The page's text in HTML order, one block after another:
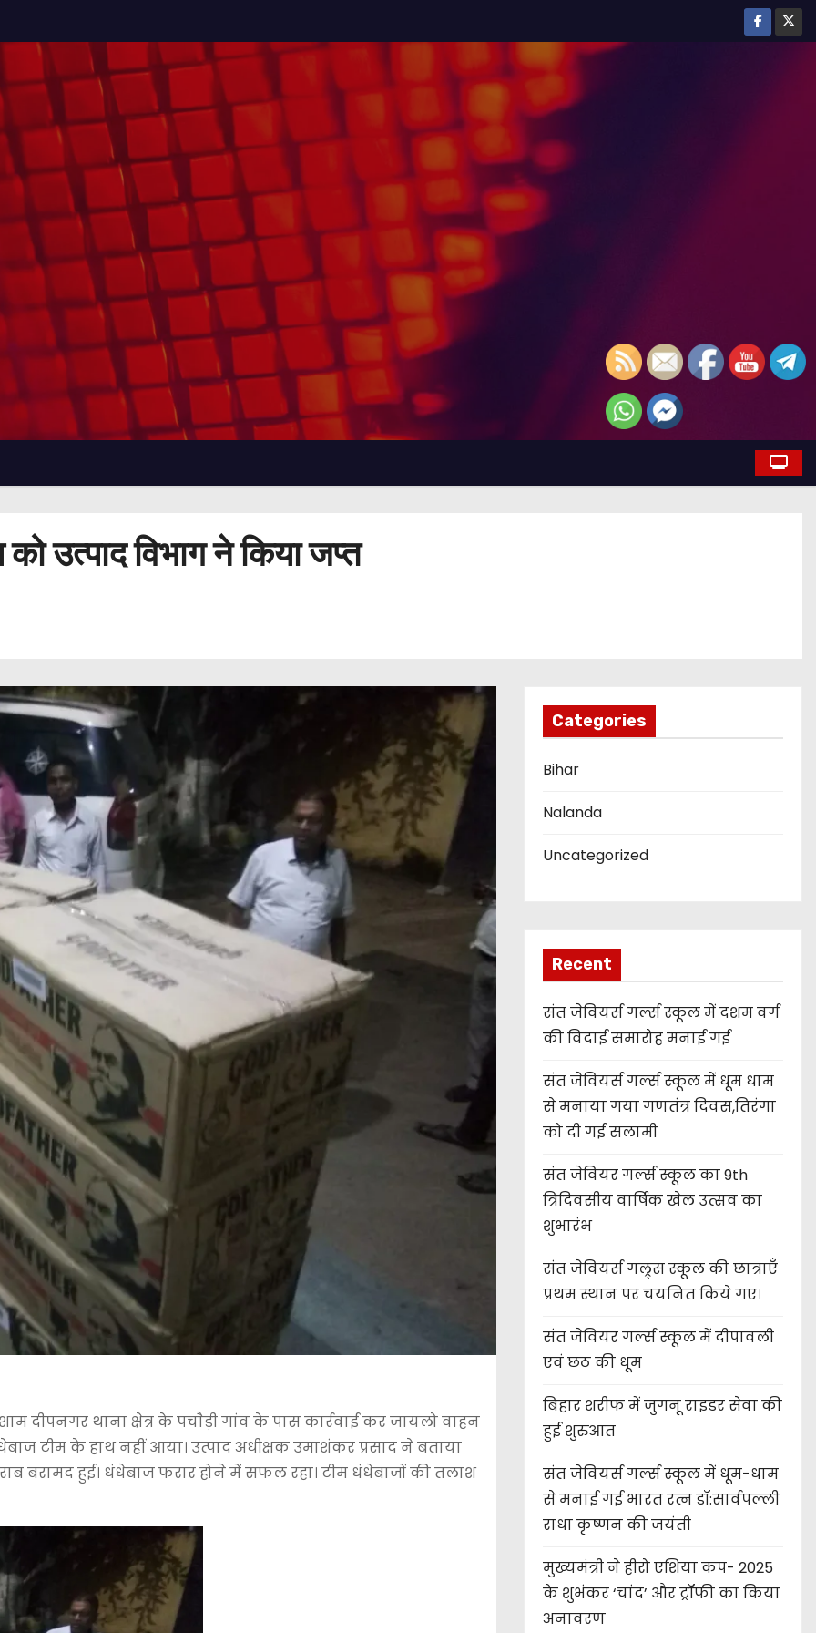
उत्पाद विभाग ने किया जप्त
दीपनगर थाना क्षेत्र के पचाैड़ी गांव के पास कार्रवाई कर जायलो वाहन
टीम के हाथ नहीं आया। उत्पाद अधीक्षक उमाशंकर प्रसाद ने बताया
बरामद हुई। धंधेबाज फरार होने में सफल रहा। टीम धंधेबाजों की तलाश
Categories
Bihar
Nalanda
Uncategorized
Recent
संत जेवियर्स गर्ल्स स्कूल में दशम वर्ग
की विदाई समारोह मनाई गई
संत जेवियर्स गर्ल्स स्कूल में धूम धाम
से मनाया गया गणतंत्र दिवस,तिरंगा
को दी गई सलामी
संत जेवियर गर्ल्स स्कूल का 9th
त्रिदिवसीय वार्षिक खेल उत्सव का
शुभारंभ
संत जेवियर्स गल्र्स स्कूल की छात्र‌ाएँ
प्रथम स्थान पर चयनित किये गए।
संत जेवियर गर्ल्स स्कूल में दीपावली
एवं छठ की धूम
बिहार शरीफ में जुगनू राइडर सेवा की
हुई शुरुआत
संत जेवियर्स गर्ल्स स्कूल में धूम-धाम
से मनाई गई भारत रत्न डॉ:सार्वपल्ली
राधा कृष्णन की जयंती
मुख्यमंत्री ने हीरो एशिया कप- 2025
के शुभंकर ‘चांद’ और ट्रॉफी का किया
अनावरण